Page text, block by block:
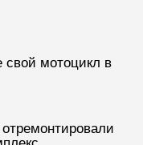
свой мотоцикл в